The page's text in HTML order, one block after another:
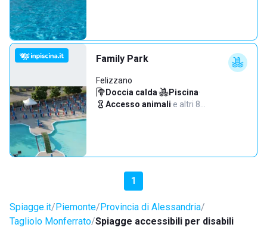
Family Park
Felizzano
Doccia calda· Piscina·
Accesso animali·e altri 8…
1
Spiagge.it Piemonte Provincia di Alessandria
Tagliolo Monferrato Spiagge accessibili per disabili